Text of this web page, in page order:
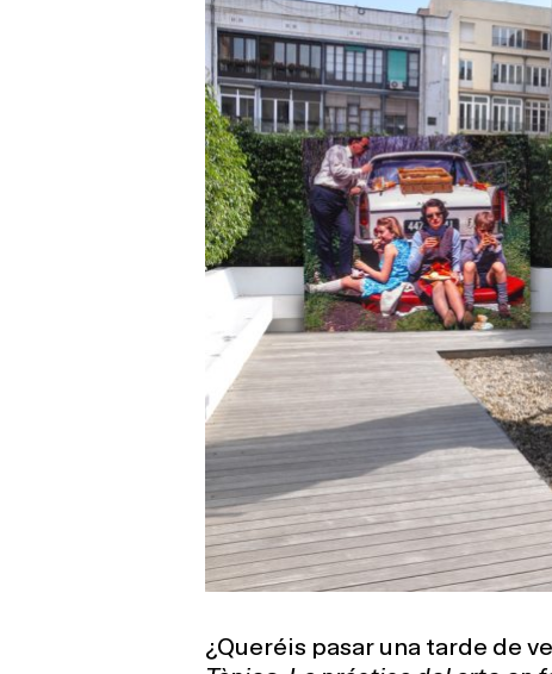
¿Queréis pasar una tarde de